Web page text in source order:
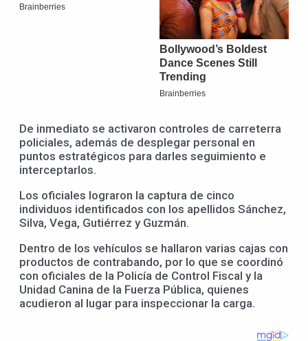
De inmediato se activaron controles de carreterra
policiales, además de desplegar personal en
puntos estratégicos para darles seguimiento e
interceptarlos.
Los oficiales lograron la captura de cinco
individuos identificados con los apellidos Sánchez,
Silva, Vega, Gutiérrez y Guzmán.
Dentro de los vehículos se hallaron varias cajas con
productos de contrabando, por lo que se coordinó
con oficiales de la Policía de Control Fiscal y la
Unidad Canina de la Fuerza Pública, quienes
acudieron al lugar para inspeccionar la carga.